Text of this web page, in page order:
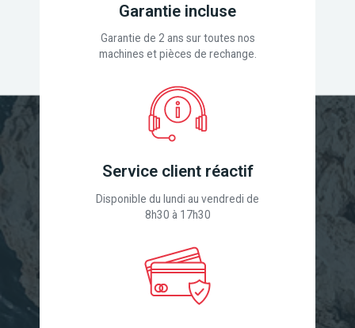
Garantie incluse
Garantie de 2 ans sur toutes nos
machines et pièces de rechange.
Service client réactif
Disponible du lundi au vendredi de
8h30 à 17h30